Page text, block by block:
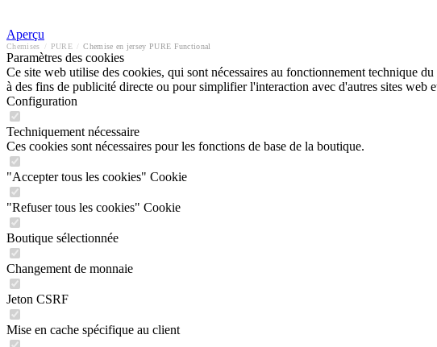
Aperçu
Chemises PURE Chemise en jersey PURE Functional
Paramètres des cookies
Ce site web utilise des cookies, qui sont nécessaires au fonctionnement technique
à des fins de publicité directe ou pour simplifier l'interaction avec d'autres sites web
Configuration
Techniquement nécessaire
Ces cookies sont nécessaires pour les fonctions de base de la boutique.
"Accepter tous les cookies" Cookie
"Refuser tous les cookies" Cookie
Boutique sélectionnée
Changement de monnaie
Jeton CSRF
Mise en cache spécifique au client